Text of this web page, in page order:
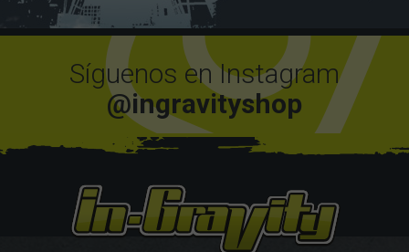
Síguenos en Instagram
@ingravityshop